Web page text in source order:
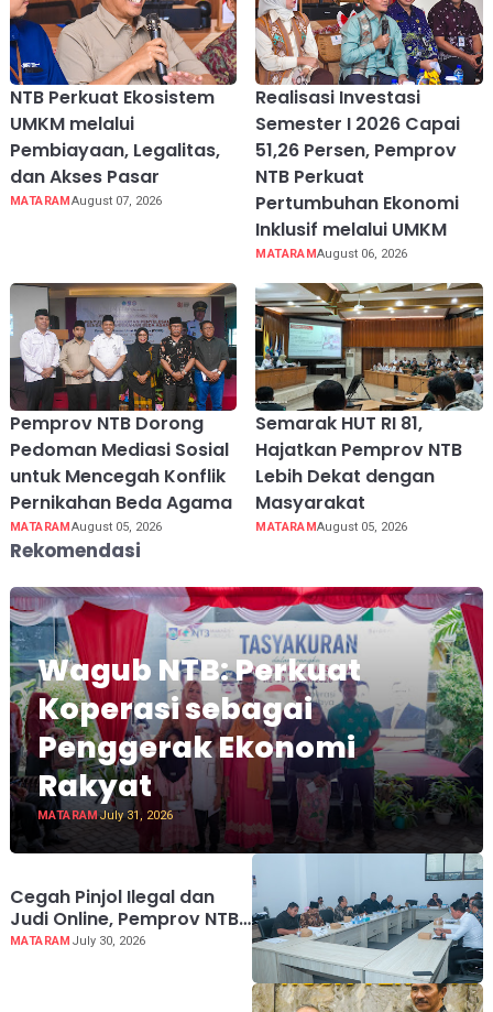
NTB Perkuat Ekosistem
UMKM melalui
Pembiayaan, Legalitas,
dan Akses Pasar
MATARAMAugust 07, 2026
Realisasi Investasi
Semester I 2026 Capai
51,26 Persen, Pemprov
NTB Perkuat
Pertumbuhan Ekonomi
Inklusif melalui UMKM
MATARAMAugust 06, 2026
Pemprov NTB Dorong
Pedoman Mediasi Sosial
untuk Mencegah Konflik
Pernikahan Beda Agama
MATARAMAugust 05, 2026
Semarak HUT RI 81,
Hajatkan Pemprov NTB
Lebih Dekat dengan
Masyarakat
MATARAMAugust 05, 2026
Rekomendasi
Wagub NTB: Perkuat
Koperasi sebagai
Penggerak Ekonomi
Rakyat
MATARAMJuly 31, 2026
Cegah Pinjol Ilegal dan
Judi Online, Pemprov NTB
Perkuat Mitigasi dan
MATARAM July 30, 2026